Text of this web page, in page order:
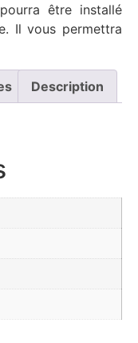
être installé
Il vous permettra
Description